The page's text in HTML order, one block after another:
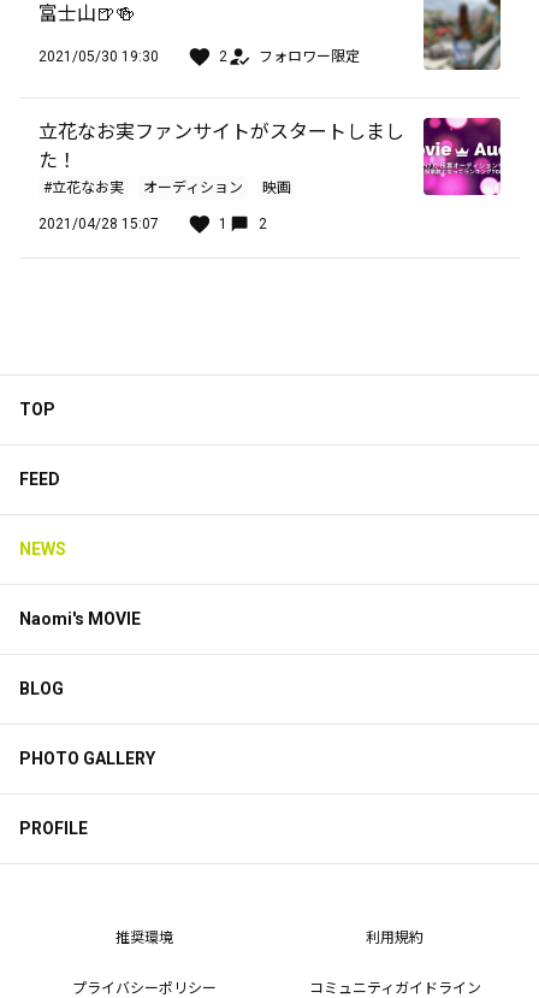
富士山🍺🍻
2021/05/30 19:30 2 フォロワー限定
立花なお実ファンサイトがスタートしまし
た！
#立花なお実 オーディション 映画
2021/04/28 15:07 1 2
TOP
FEED
NEWS
Naomi's MOVIE
BLOG
PHOTO GALLERY
PROFILE
推奨環境 利用規約
プライバシーポリシー コミュニティガイドライン